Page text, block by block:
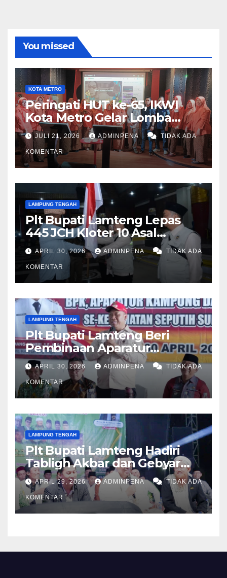
You missed
KOTA METRO
Peringati HUT ke-65, IKWI
Kota Metro Gelar Lomba
Fashion Show
JULI 21, 2026 ADMINPENA TIDAK ADA
KOMENTAR
LAMPUNG TENGAH
Plt Bupati Lamteng Lepas
445 JCH Kloter 10 Asal
Lamteng
APRIL 30, 2026 ADMINPENA TIDAK ADA
KOMENTAR
LAMPUNG TENGAH
Plt Bupati Lamteng Beri
Pembinaan Aparatur
Kampung
APRIL 30, 2026 ADMINPENA TIDAK ADA
KOMENTAR
LAMPUNG TENGAH
Plt Bupati Lamteng Hadiri
Tabligh Akbar dan Gebyar
Sholawat JASKO di Ponpes
Tahfidzul Quran Al Fattah
APRIL 29, 2026 ADMINPENA TIDAK ADA
KOMENTAR